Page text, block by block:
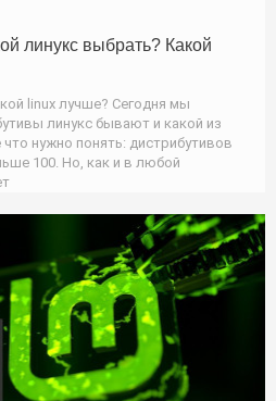
линукс выбрать? Какой
linux лучше? Сегодня мы
линукс бывают и какой из
нужно понять: дистрибутивов
100. Но, как и в любой